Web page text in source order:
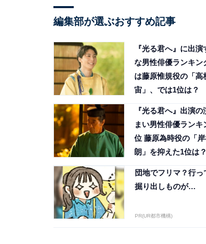
編集部が選ぶおすすめ記事
『光る君へ』に出演
な男性俳優ランキン
は藤原惟規役の「高
宙」、では1位は？
『光る君へ』出演の
まい男性俳優ランキ
位 藤原為時役の「
朗」を抑えた1位は？
団地でフリマ？行っ
掘り出しものが…
PR(UR都市機構)